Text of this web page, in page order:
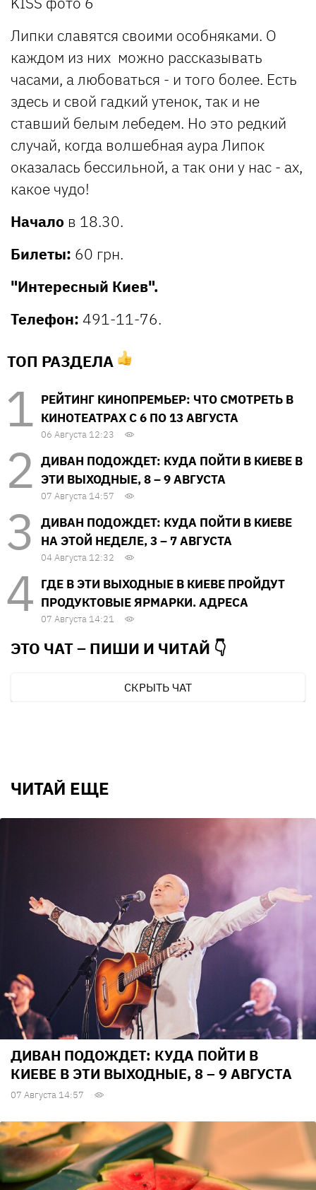
Липки славятся своими особняками. О
каждом из них можно рассказывать
часами, а любоваться - и того более. Есть
здесь и свой гадкий утенок, так и не
ставший белым лебедем. Но это редкий
случай, когда волшебная аура Липок
оказалась бессильной, а так они у нас - ах,
какое чудо!
Начало в 18.30.
Билеты: 60 грн.
"Интересный Киев".
Телефон: 491-11-76.
ТОП РАЗДЕЛА
РЕЙТИНГ КИНОПРЕМЬЕР: ЧТО СМОТРЕТЬ В
КИНОТЕАТРАХ С 6 ПО 13 АВГУСТА
06 Августа 12:23
ДИВАН ПОДОЖДЕТ: КУДА ПОЙТИ В КИЕВЕ В
ЭТИ ВЫХОДНЫЕ, 8 – 9 АВГУСТА
07 Августа 14:57
ДИВАН ПОДОЖДЕТ: КУДА ПОЙТИ В КИЕВЕ
НА ЭТОЙ НЕДЕЛЕ, 3 – 7 АВГУСТА
04 Августа 12:32
ГДЕ В ЭТИ ВЫХОДНЫЕ В КИЕВЕ ПРОЙДУТ
ПРОДУКТОВЫЕ ЯРМАРКИ. АДРЕСА
07 Августа 14:21
ЭТО ЧАТ – ПИШИ И ЧИТАЙ 👇
СКРЫТЬ ЧАТ
ЧИТАЙ ЕЩЕ
ДИВАН ПОДОЖДЕТ: КУДА ПОЙТИ В
КИЕВЕ В ЭТИ ВЫХОДНЫЕ, 8 – 9 АВГУСТА
07 Августа 14:57